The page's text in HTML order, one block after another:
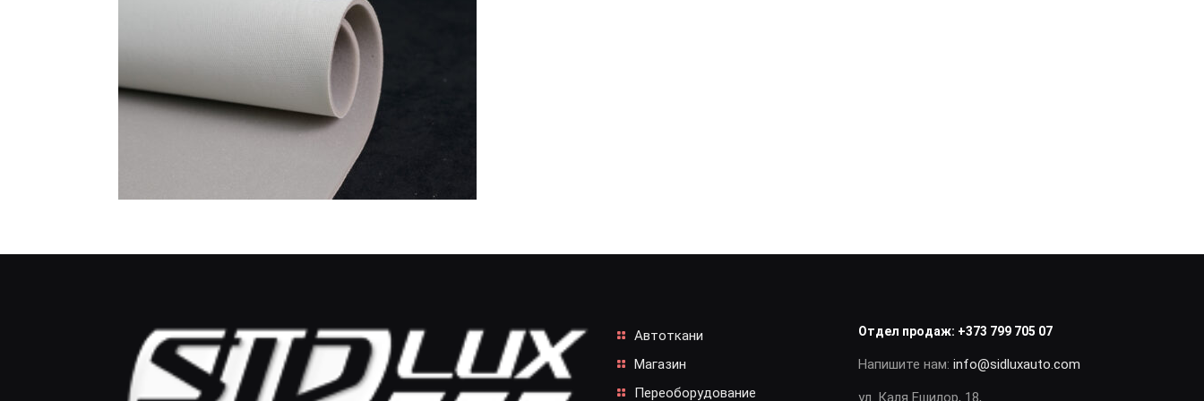
Автоткани
Магазин
Переоборудование
Отдел продаж: +373 799 705 07
Напишите нам:info@sidluxauto.com
ул. Каля Ешилор, 18,